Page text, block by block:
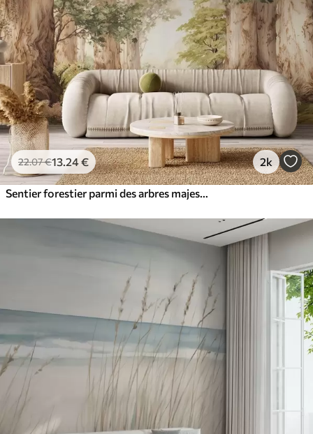
22.07€13 .24€ 2k